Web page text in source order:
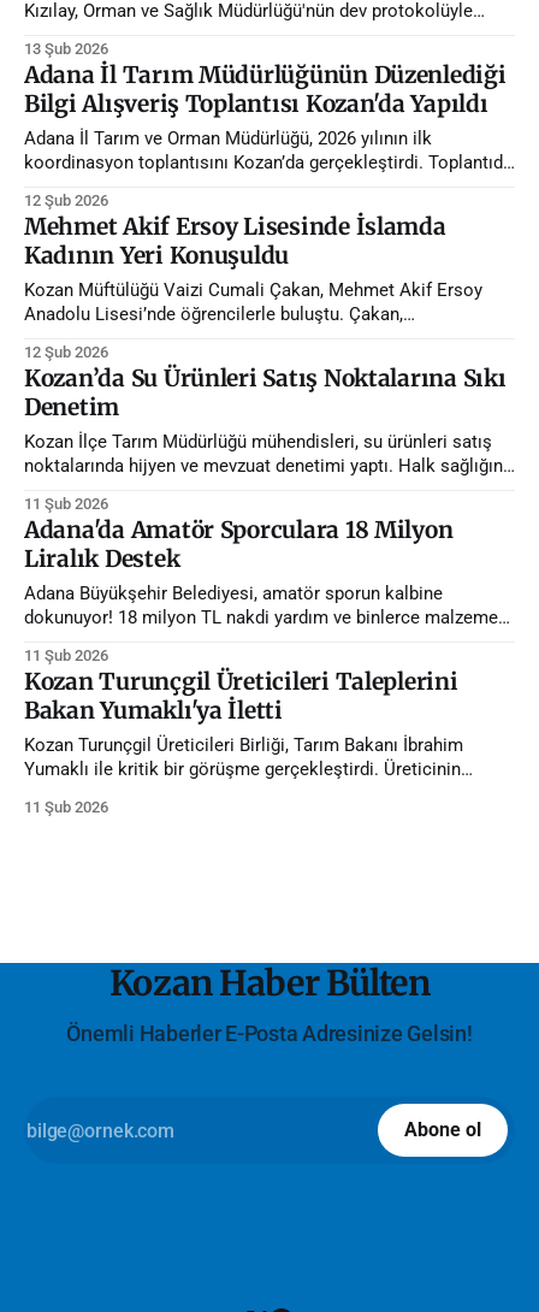
Kızılay, Orman ve Sağlık Müdürlüğü'nün dev protokolüyle
kaçırmayın.
13 Şub 2026
Adana İl Tarım Müdürlüğünün Düzenlediği
Bilgi Alışveriş Toplantısı Kozan'da Yapıldı
Adana İl Tarım ve Orman Müdürlüğü, 2026 yılının ilk
koordinasyon toplantısını Kozan’da gerçekleştirdi. Toplantıda
stratejiler belirlendi.
12 Şub 2026
Mehmet Akif Ersoy Lisesinde İslamda
Kadının Yeri Konuşuldu
Kozan Müftülüğü Vaizi Cumali Çakan, Mehmet Akif Ersoy
Anadolu Lisesi’nde öğrencilerle buluştu. Çakan,
çarpıcı bir dille aktardı.
12 Şub 2026
Kozan’da Su Ürünleri Satış Noktalarına Sıkı
Denetim
Kozan İlçe Tarım Müdürlüğü mühendisleri, su ürünleri satış
noktalarında hijyen ve mevzuat denetimi yaptı. Halk sağlığını
11 Şub 2026
Adana'da Amatör Sporculara 18 Milyon
Liralık Destek
Adana Büyükşehir Belediyesi, amatör sporun kalbine
dokunuyor! 18 milyon TL nakdi yardım ve binlerce malzeme
haberimizde...
11 Şub 2026
Kozan Turunçgil Üreticileri Taleplerini
Bakan Yumaklı'ya İletti
Kozan Turunçgil Üreticileri Birliği, Tarım Bakanı İbrahim
Yumaklı ile kritik bir görüşme gerçekleştirdi. Üreticinin
yeni bir dönem başlıyor!
11 Şub 2026
Kozan Haber Bülten
Önemli Haberler E-Posta Adresinize Gelsin!
Abone ol